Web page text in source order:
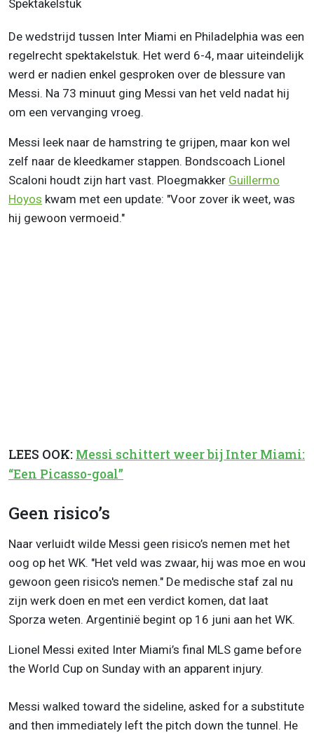
Spektakelstuk
De wedstrijd tussen Inter Miami en Philadelphia was een
regelrecht spektakelstuk. Het werd 6-4, maar uiteindelijk
werd er nadien enkel gesproken over de blessure van
Messi. Na 73 minuut ging Messi van het veld nadat hij
om een vervanging vroeg.
Messi leek naar de hamstring te grijpen, maar kon wel
zelf naar de kleedkamer stappen. Bondscoach Lionel
Scaloni houdt zijn hart vast. Ploegmakker Guillermo
Hoyos kwam met een update: "Voor zover ik weet, was
hij gewoon vermoeid."
LEES OOK: Messi schittert weer bij Inter Miami:
“Een Picasso-goal”
Geen risico’s
Naar verluidt wilde Messi geen risico’s nemen met het
oog op het WK. "Het veld was zwaar, hij was moe en wou
gewoon geen risico's nemen." De medische staf zal nu
zijn werk doen en met een verdict komen, dat laat
Sporza weten. Argentinië begint op 16 juni aan het WK.
Lionel Messi exited Inter Miami’s final MLS game before
the World Cup on Sunday with an apparent injury.
Messi walked toward the sideline, asked for a substitute
and then immediately left the pitch down the tunnel. He